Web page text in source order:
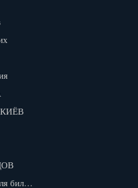
Покрывала и столешницы для бильярдов